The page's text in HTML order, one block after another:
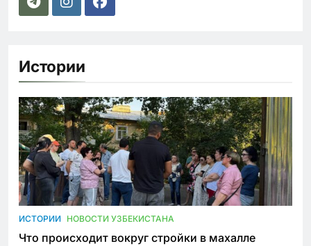
Истории
ИСТОРИИ НОВОСТИ УЗБЕКИСТАНА
Что происходит вокруг стройки в махалле